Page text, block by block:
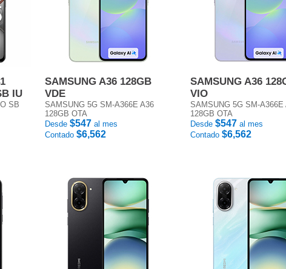
IU
SB
SAMSUNG A36 128GB
VDE
SAMSUNG 5G SM-A366E A36
128GB OTA
Desde $547 al mes
Contado $6,562
SAMSUNG A36
VIO
SAMSUNG 5G SM-A366E
128GB OTA
Desde $547 al mes
Contado $6,562